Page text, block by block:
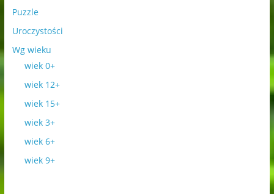
Puzzle
Uroczystości
Wg wieku
wiek 0+
wiek 12+
wiek 15+
wiek 3+
wiek 6+
wiek 9+